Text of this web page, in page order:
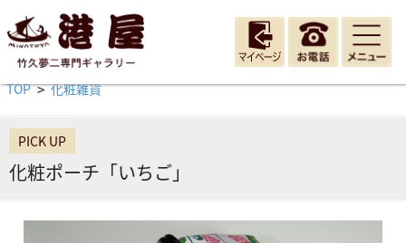
TOP > 化粧雑貨
PICK UP
化粧ポーチ「いちご」